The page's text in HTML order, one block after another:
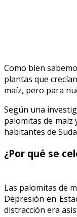
Como bien
plantas que
maíz, pero para
Según una
palomitas de maíz
habitantes de
¿Por qué se
Las palomitas de
Depresión en
distracción era